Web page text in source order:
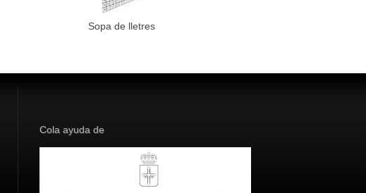
Sopa de lletres
Cola ayuda de